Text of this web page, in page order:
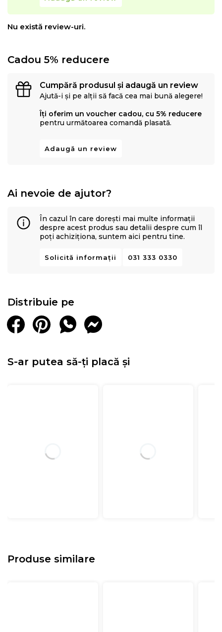
Nu există review-uri.
Cadou 5% reducere
Cumpără produsul și adaugă un review
Ajută-i și pe alții să facă cea mai bună alegere!
Îți oferim un voucher cadou, cu 5% reducere
pentru următoarea comandă plasată.
Adaugă un review
Ai nevoie de ajutor?
În cazul în care dorești mai multe informații
despre acest produs sau detalii despre cum îl
poți achiziționa, suntem aici pentru tine.
Solicită informații 031 333 0330
Distribuie pe
S-ar putea să-ți placă și
Produse similare